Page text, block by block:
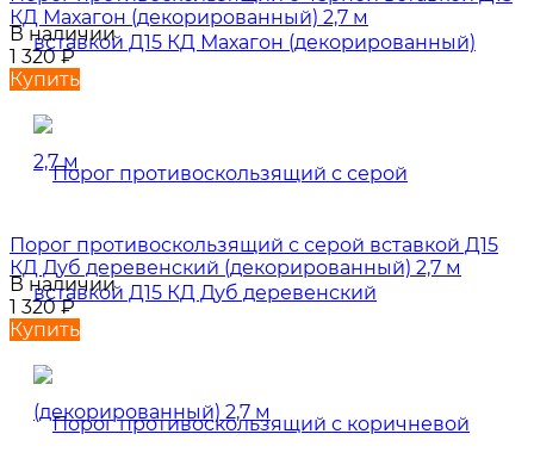
КД Махагон (декорированный) 2,7 м
В наличии
1 320₽
Купить
Порог противоскользящий с серой вставкой Д15
КД Дуб деревенский (декорированный) 2,7 м
В наличии
1 320₽
Купить